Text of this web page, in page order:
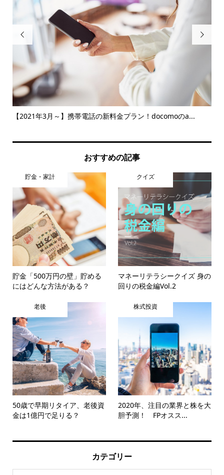

【2021年3月～】携帯電話の新料金プラン！docomoのa...

おすすめの記事
貯金・家計
貯金「500万円の壁」貯める
にはどんな方法がある？
クイズ
マネーリテラシークイズ 身の
回りの税金編Vol.2
老後
50歳で早期リタイア、老後資
金は1億円で足りる？
株式投資
2020年、注目の業界と株を大
胆予測！ FPオスス...
カテゴリー